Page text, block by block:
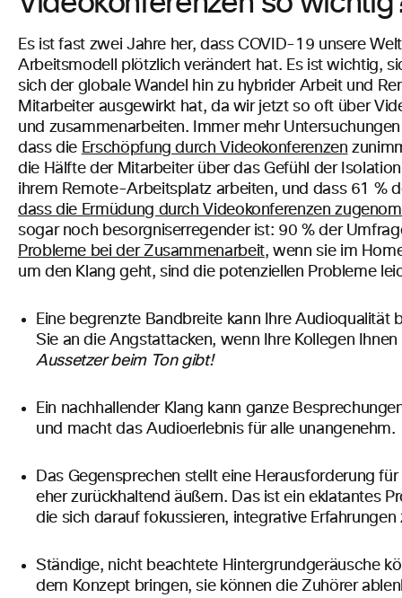
Es ist fast zwei Jahre her, dass COVID-19 unsere
Arbeitsmodell plötzlich verändert hat. Es ist wichtig,
sich der globale Wandel hin zu hybrider Arbeit und
Mitarbeiter ausgewirkt hat, da wir jetzt so oft über
und zusammenarbeiten. Immer mehr
dass die Erschöpfung durch Videokonferenzen
die Hälfte der Mitarbeiter über das Gefühl der
ihrem Remote-Arbeitsplatz arbeiten, und dass 61 %
dass die Ermüdung durch Videokonferenzen
sogar noch besorgniserregender ist: 90 % der
Probleme bei der Zusammenarbeit, wenn sie im
um den Klang geht, sind die potenziellen Probleme
Eine begrenzte Bandbreite kann Ihre Audioqualität
Sie an die Angstattacken, wenn Ihre Kollegen
Aussetzer beim Ton gibt!
Ein nachhallender Klang kann ganze
und macht das Audioerlebnis für alle unangenehm.
Das Gegensprechen stellt eine Herausforderung
eher zurückhaltend äußern. Das ist ein eklatantes
die sich darauf fokussieren, integrative Erfahrungen
Ständige, nicht beachtete Hintergrundgeräusche
dem Konzept bringen, sie können die Zuhörer